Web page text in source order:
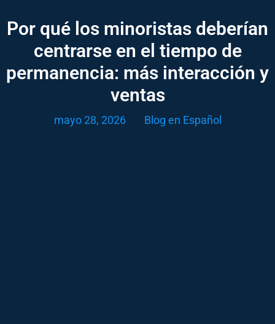
Por qué los minoristas deberían
centrarse en el tiempo de
permanencia: más interacción y
ventas
mayo 28, 2026 Blog en Español